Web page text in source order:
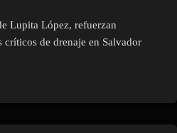
Lupita López, refuerzan
críticos de drenaje en Salvador